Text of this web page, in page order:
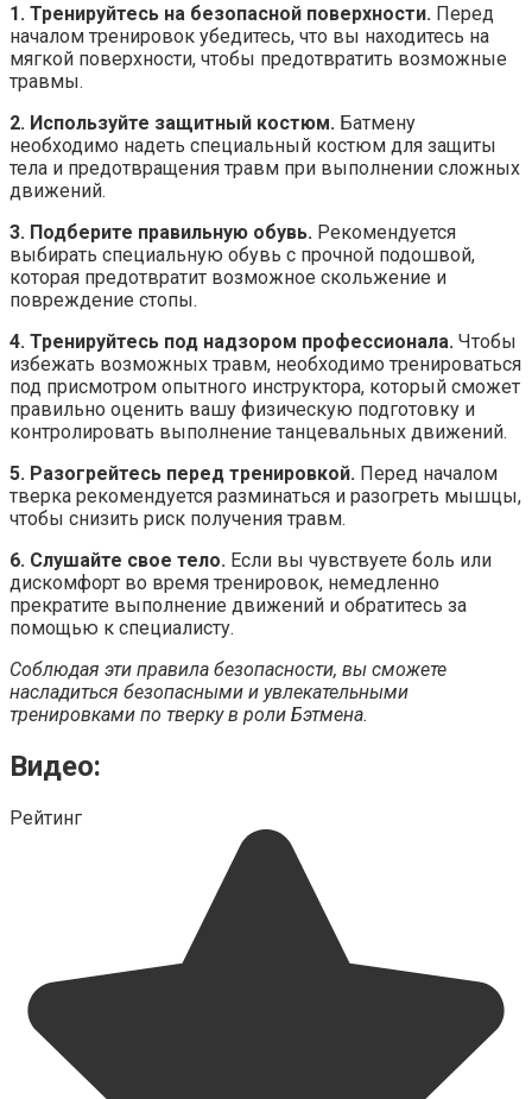
1. Тренируйтесь на безопасной поверхности. Перед
началом тренировок убедитесь, что вы находитесь на
мягкой поверхности, чтобы предотвратить возможные
травмы.
2. Используйте защитный костюм. Батмену
необходимо надеть специальный костюм для защиты
тела и предотвращения травм при выполнении сложных
движений.
3. Подберите правильную обувь. Рекомендуется
выбирать специальную обувь с прочной подошвой,
которая предотвратит возможное скольжение и
повреждение стопы.
4. Тренируйтесь под надзором профессионала. Чтобы
избежать возможных травм, необходимо тренироваться
под присмотром опытного инструктора, который сможет
правильно оценить вашу физическую подготовку и
контролировать выполнение танцевальных движений.
5. Разогрейтесь перед тренировкой. Перед началом
тверка рекомендуется разминаться и разогреть мышцы,
чтобы снизить риск получения травм.
6. Слушайте свое тело. Если вы чувствуете боль или
дискомфорт во время тренировок, немедленно
прекратите выполнение движений и обратитесь за
помощью к специалисту.
Соблюдая эти правила безопасности, вы сможете
насладиться безопасными и увлекательными
тренировками по тверку в роли Бэтмена.
Видео:
Рейтинг